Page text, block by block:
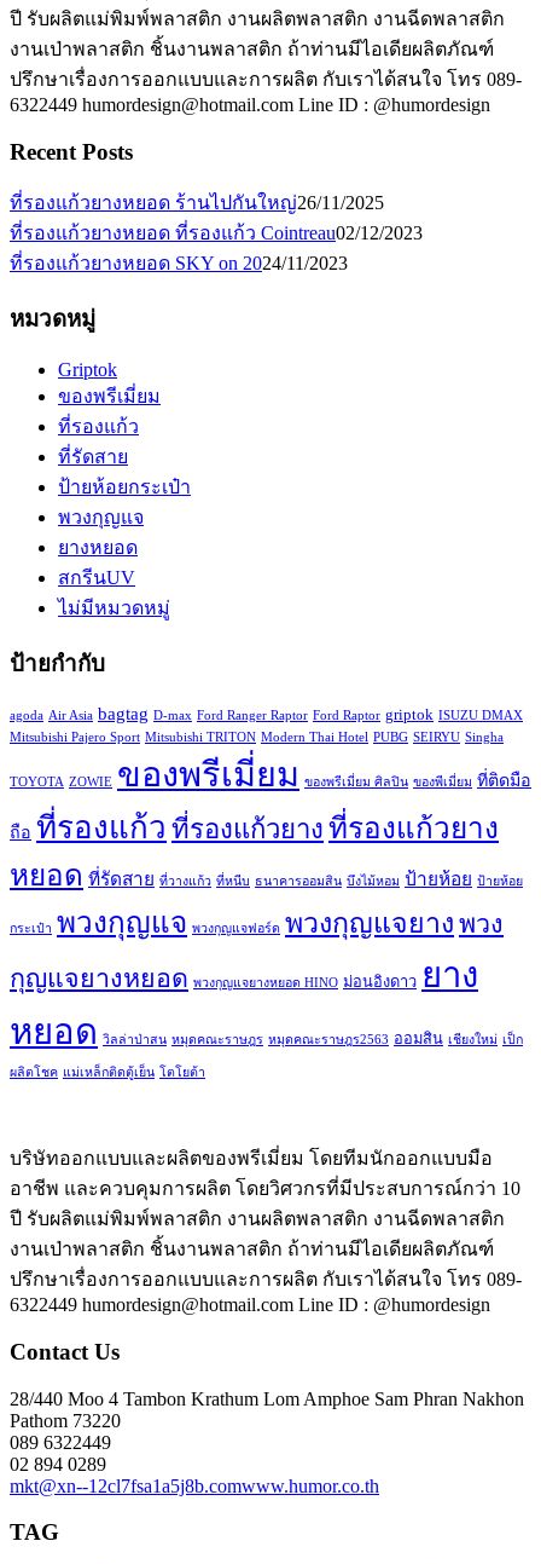
ปี รับผลิตแม่พิมพ์พลาสติก งานผลิตพลาสติก งานฉีดพลาสติก
งานเป่าพลาสติก ชิ้นงานพลาสติก ถ้าท่านมีไอเดียผลิตภัณฑ์
ปรึกษาเรื่องการออกแบบและการผลิต กับเราได้สนใจ โทร 089-
6322449 humordesign@hotmail.com Line ID : @humordesign
Recent Posts
ที่รองแก้วยางหยอด ร้านไปกันใหญ่26/11/2025
ที่รองแก้วยางหยอด ที่รองแก้ว Cointreau02/12/2023
ที่รองแก้วยางหยอด SKY on 2024/11/2023
หมวดหมู่
Griptok
ของพรีเมี่ยม
ที่รองแก้ว
ที่รัดสาย
ป้ายห้อยกระเป๋า
พวงกุญแจ
ยางหยอด
สกรีนUV
ไม่มีหมวดหมู่
ป้ายกำกับ
agoda Air Asia bagtag D-max Ford Ranger Raptor Ford Raptor griptok ISUZU DMAX
Mitsubishi Pajero Sport Mitsubishi TRITON Modern Thai Hotel PUBG SEIRYU Singha
TOYOTA ZOWIE ของพรีเมี่ยม ของพรีเมี่ยม ศิลปิน ของพีเมี่ยม ที่ติดมือ
ถือ ที่รองแก้ว ที่รองแก้วยาง ที่รองแก้วยาง
หยอด ที่รัดสาย ที่วางแก้ว ที่หนีบ ธนาคารออมสิน บึงไม้หอม ป้ายห้อย ป้ายห้อย
กระเป๋า พวงกุญแจ พวงกุญแจฟอร์ด พวงกุญแจยาง พวง
กุญแจยางหยอด พวงกุญแจยางหยอด HINO ม่อนอิงดาว ยาง
หยอด วิลล่าป่าสน หมุดคณะราษฎร หมุดคณะราษฎร2563 ออมสิน เชียงใหม่ เป็ก
ผลิตโชค แม่เหล็กติดตู้เย็น โตโยต้า
บริษัทออกแบบและผลิตของพรีเมี่ยม โดยทีมนักออกแบบมือ
อาชีพ และควบคุมการผลิต โดยวิศวกรที่มีประสบการณ์กว่า 10
ปี รับผลิตแม่พิมพ์พลาสติก งานผลิตพลาสติก งานฉีดพลาสติก
งานเป่าพลาสติก ชิ้นงานพลาสติก ถ้าท่านมีไอเดียผลิตภัณฑ์
ปรึกษาเรื่องการออกแบบและการผลิต กับเราได้สนใจ โทร 089-
6322449 humordesign@hotmail.com Line ID : @humordesign
Contact Us
28/440 Moo 4 Tambon Krathum Lom Amphoe Sam Phran Nakhon
Pathom 73220
089 6322449
02 894 0289
mkt@xn--12cl7fsa1a5j8b.comwww.humor.co.th
TAG